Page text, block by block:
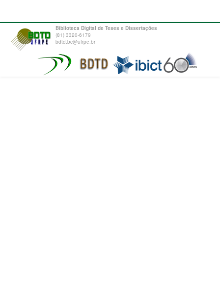
Biblioteca Digital de Teses e Dissertações
(81) 3320-6179
bdtd.bc@ufrpe.br